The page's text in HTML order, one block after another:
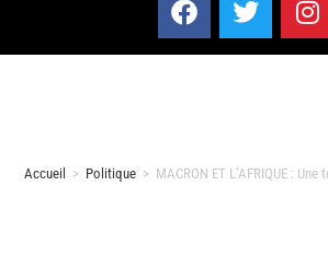
Accueil > Politique > MACRON ET L’AFRIQUE :